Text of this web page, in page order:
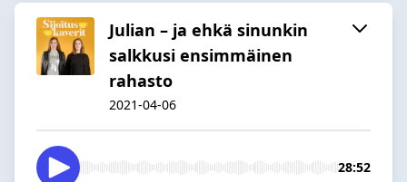
Julian – ja ehkä sinunkin
salkkusi ensimmäinen
rahasto
2021-04-06
28:52